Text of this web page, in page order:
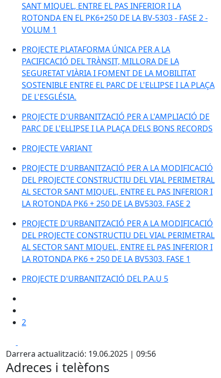
SANT MIQUEL, ENTRE EL PAS INFERIOR I LA
ROTONDA EN EL PK6+250 DE LA BV-5303 - FASE 2 -
VOLUM 1
PROJECTE PLATAFORMA ÚNICA PER A LA
PACIFICACIÓ DEL TRÀNSIT, MILLORA DE LA
SEGURETAT VIÀRIA I FOMENT DE LA MOBILITAT
SOSTENIBLE ENTRE EL PARC DE L'EL·LIPSE I LA PLAÇA
DE L'ESGLÉSIA.
PROJECTE D'URBANITZACIÓ PER A L'AMPLIACIÓ DE
PARC DE L'EL·LIPSE I LA PLAÇA DELS BONS RECORDS
PROJECTE VARIANT
PROJECTE D'URBANITZACIÓ PER A LA MODIFICACIÓ
DEL PROJECTE CONSTRUCTIU DEL VIAL PERIMETRAL
AL SECTOR SANT MIQUEL, ENTRE EL PAS INFERIOR I
LA ROTONDA PK6 + 250 DE LA BV5303. FASE 2
PROJECTE D'URBANITZACIÓ PER A LA MODIFICACIÓ
DEL PROJECTE CONSTRUCTIU DEL VIAL PERIMETRAL
AL SECTOR SANT MIQUEL, ENTRE EL PAS INFERIOR I
LA ROTONDA PK6 + 250 DE LA BV5303. FASE 1
PROJECTE D'URBANITZACIÓ DEL P.A.U 5
2
Darrera actualització: 19.06.2025 | 09:56
Adreces i telèfons